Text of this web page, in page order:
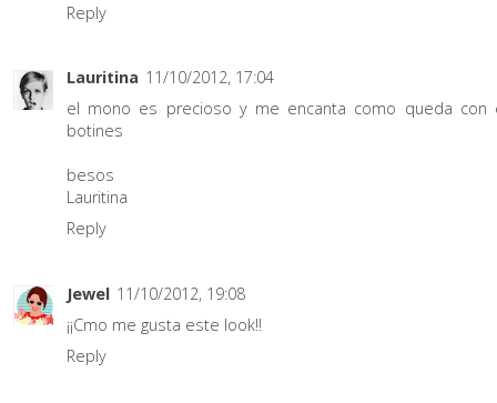
Reply
Lauritina 11/10/2012, 17:04
el mono es precioso y me encanta como queda con
botines
besos
Lauritina
Reply
Jewel 11/10/2012, 19:08
¡¡Cmo me gusta este look!!
Reply